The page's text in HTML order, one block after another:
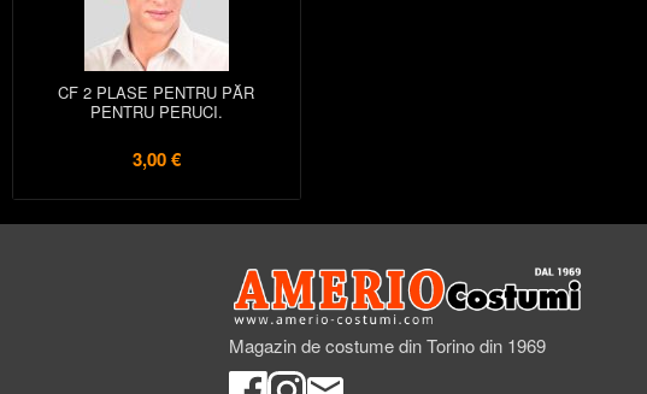
CF 2 PLASE PENTRU PĂR
PENTRU PERUCI.
3,00 €
Magazin de costume din Torino din 1969